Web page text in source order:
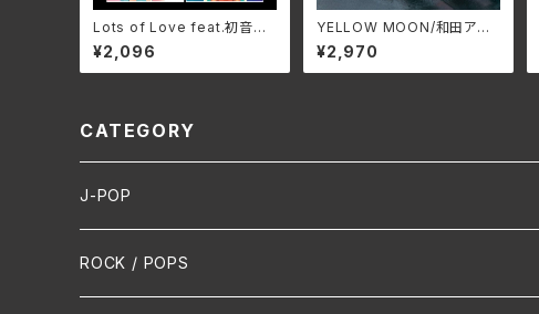
Lots of Love feat.初音ミ
ク/初音ミク GRMD-1001
(仕様:CD)
¥2,096
YELLOW MOON/和田アキ
ラ ALT-527C(仕様:CD)
¥2,970
CATEGORY
J-POP
HR/HM
ROCK / POPS